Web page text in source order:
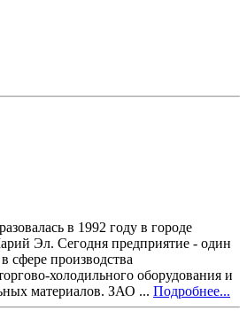
в 1992 году в городе
Эл. Сегодня предприятие - один
сфере производства
холодильного оборудования и
материалов. ЗАО ... Подробнее...